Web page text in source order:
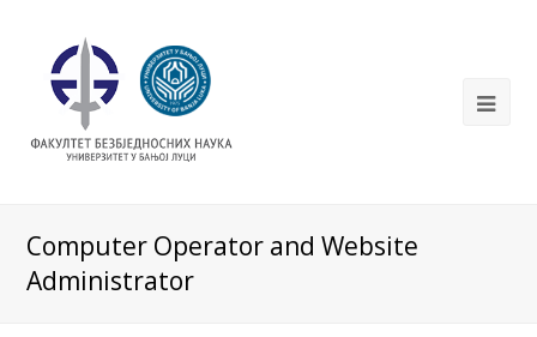
Computer Operator and Website
Administrator